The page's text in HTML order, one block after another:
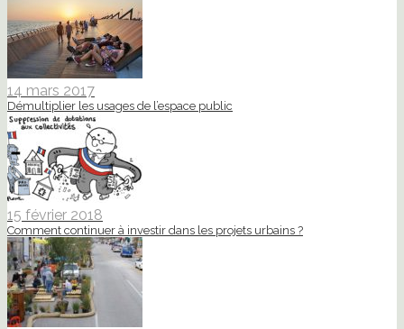
14 mars 2017
Démultiplier les usages de l’espace public
15 février 2018
Comment continuer à investir dans les projets urbains ?